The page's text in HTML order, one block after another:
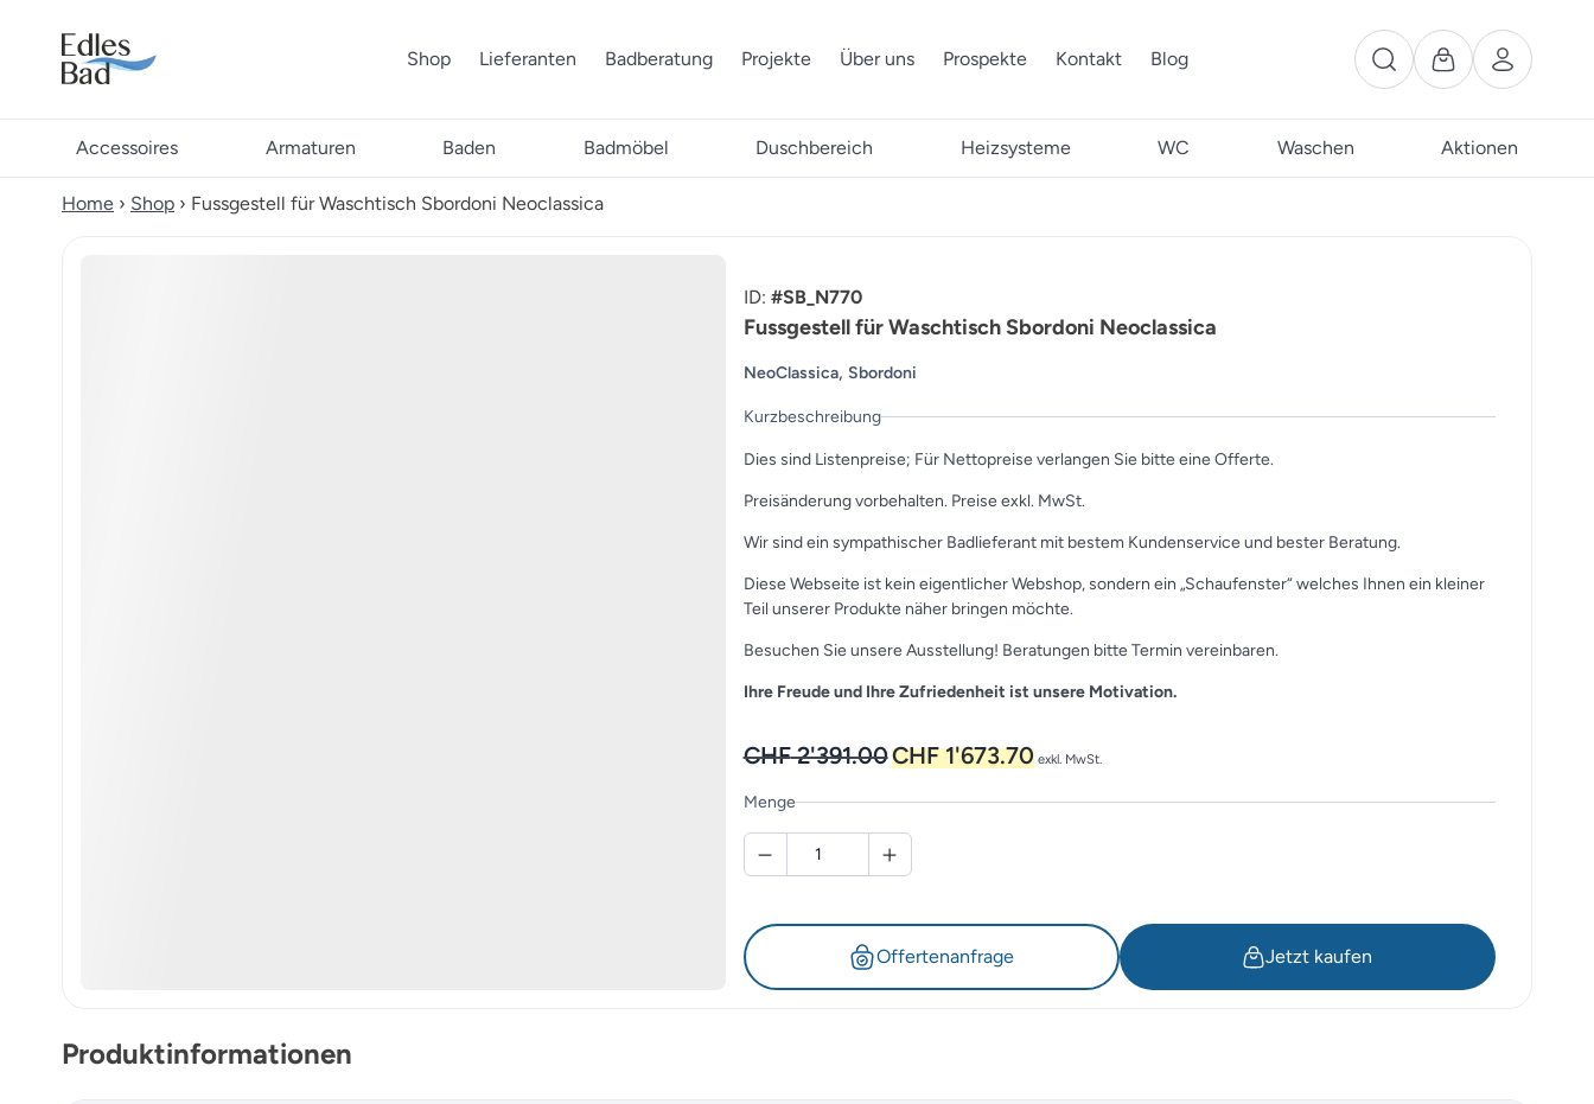
Shop Lieferanten Badberatung Projekte Über uns Prospekte Kontakt Blog
Accessoires Armaturen Baden Badmöbel Duschbereich Heizsysteme WC Waschen Aktionen
Home › Shop › Fussgestell für Waschtisch Sbordoni Neoclassica
ID: #SB_N770
Fussgestell für Waschtisch Sbordoni Neoclassica
NeoClassica, Sbordoni
Kurzbeschreibung
Dies sind Listenpreise; Für Nettopreise verlangen Sie bitte eine Offerte.
Preisänderung vorbehalten. Preise exkl. MwSt.
Wir sind ein sympathischer Badlieferant mit bestem Kundenservice und bester Beratung.
Diese Webseite ist kein eigentlicher Webshop, sondern ein „Schaufenster“ welches Ihnen ein kleiner
Teil unserer Produkte näher bringen möchte.
Besuchen Sie unsere Ausstellung! Beratungen bitte Termin vereinbaren.
Ihre Freude und Ihre Zufriedenheit ist unsere Motivation.
CHF2'391.00 Ursprünglicher
Preis
war:
CHF1'673.70Aktueller
Preis
ist:
exkl. MwSt.
Menge
Offertenanfrage Jetzt kaufen
Produktinformationen